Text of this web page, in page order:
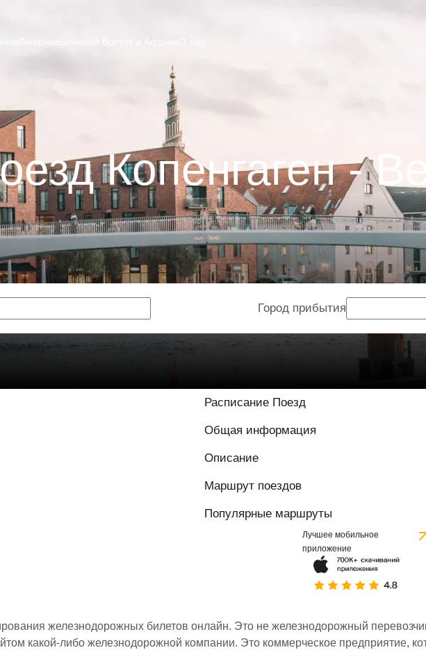
Копенгаген -
Город прибытия
Расписание Поезд
Общая информация
Описание
Маршрут поездов
Популярные маршруты
Лучшее мобильное
приложение
железнодорожных билетов онлайн. Это не железнодорожный
какой-либо железнодорожной компании. Это коммерческое предприятие,